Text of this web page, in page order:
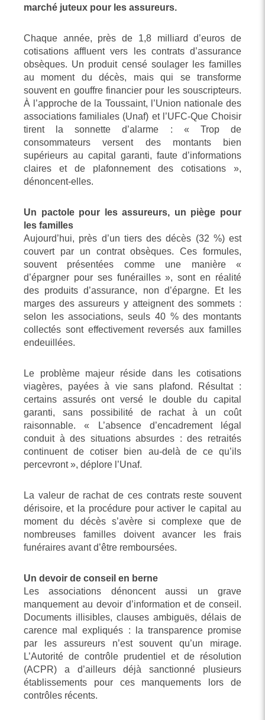
marché juteux pour les assureurs.
Chaque année, près de 1,8 milliard d’euros de
cotisations affluent vers les contrats d’assurance
obsèques. Un produit censé soulager les familles
au moment du décès, mais qui se transforme
souvent en gouffre financier pour les souscripteurs.
À l’approche de la Toussaint, l’Union nationale des
associations familiales (Unaf) et l’UFC-Que Choisir
tirent la sonnette d’alarme : « Trop de
consommateurs versent des montants bien
supérieurs au capital garanti, faute d’informations
claires et de plafonnement des cotisations »,
dénoncent-elles.
Un pactole pour les assureurs, un piège pour
les familles
Aujourd’hui, près d’un tiers des décès (32 %) est
couvert par un contrat obsèques. Ces formules,
souvent présentées comme une manière «
d’épargner pour ses funérailles », sont en réalité
des produits d’assurance, non d’épargne. Et les
marges des assureurs y atteignent des sommets :
selon les associations, seuls 40 % des montants
collectés sont effectivement reversés aux familles
endeuillées.
Le problème majeur réside dans les cotisations
viagères, payées à vie sans plafond. Résultat :
certains assurés ont versé le double du capital
garanti, sans possibilité de rachat à un coût
raisonnable. « L’absence d’encadrement légal
conduit à des situations absurdes : des retraités
continuent de cotiser bien au-delà de ce qu’ils
percevront », déplore l’Unaf.
La valeur de rachat de ces contrats reste souvent
dérisoire, et la procédure pour activer le capital au
moment du décès s’avère si complexe que de
nombreuses familles doivent avancer les frais
funéraires avant d’être remboursées.
Un devoir de conseil en berne
Les associations dénoncent aussi un grave
manquement au devoir d’information et de conseil.
Documents illisibles, clauses ambiguës, délais de
carence mal expliqués : la transparence promise
par les assureurs n’est souvent qu’un mirage.
L’Autorité de contrôle prudentiel et de résolution
(ACPR) a d’ailleurs déjà sanctionné plusieurs
établissements pour ces manquements lors de
contrôles récents.